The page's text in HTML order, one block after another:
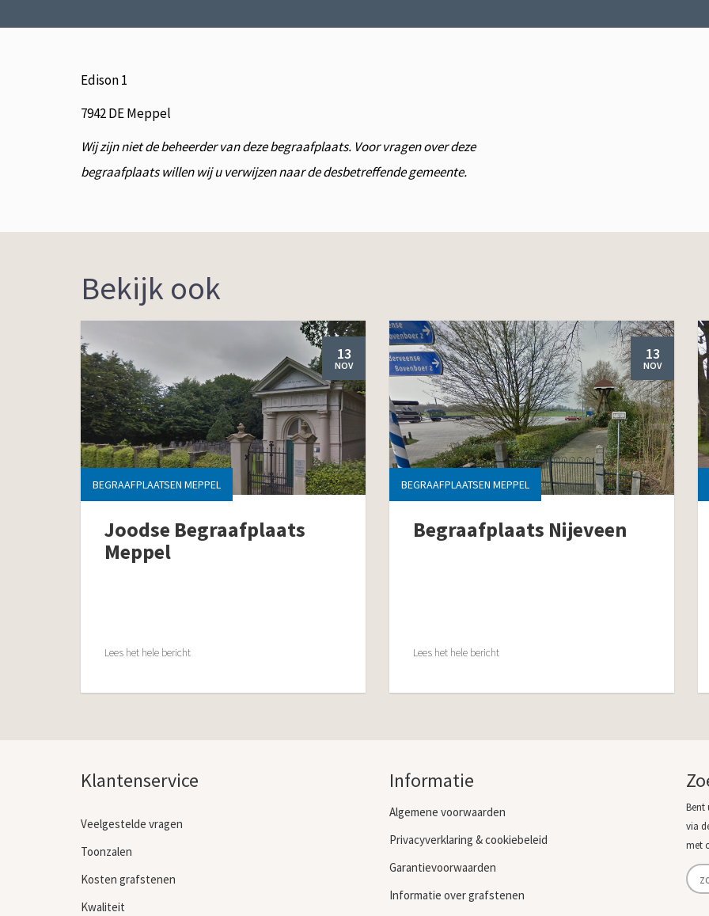
Edison 1
7942 DE Meppel
Wij zijn niet de beheerder van deze begraafplaats. Voor vragen over deze
begraafplaats willen wij u verwijzen naar de desbetreffende gemeente.
Bekijk ook
13
NOV
BEGRAAFPLAATSEN MEPPEL
Joodse Begraafplaats
Meppel
Lees het hele bericht
13
NOV
BEGRAAFPLAATSEN MEPPEL
Begraafplaats Nijeveen
Lees het hele bericht
Klantenservice
Veelgestelde vragen
Toonzalen
Kosten grafstenen
Kwaliteit
Informatie
Algemene voorwaarden
Privacyverklaring & cookiebeleid
Garantievoorwaarden
Informatie over grafstenen
Bent
via
met